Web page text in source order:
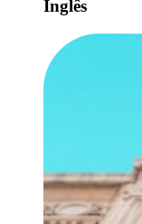
Inglês